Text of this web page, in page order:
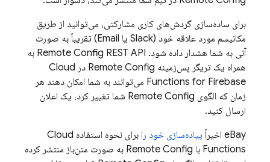
برای ساده‌سازی گردش‌های کاری مشارکتی، می‌توانید از طریق
مکانیسم مورد علاقه خود (Slack یا Email) تقریباً به صورت
آنی به شما هشدار داده شود.
Remote Config REST API به
همراه یک تریگر پس‌زمینه Remote Config در Cloud
Functions for Firebase می‌توانند به شما امکان دهند هر
زمان که الگوی Remote Config شما تغییر کرد، یک اعلان
ارسال کنید.
eBay اخیراً
پیاده‌سازی خود را برای نحوه استفاده Cloud
Functions با Remote Config به صورت متن‌باز منتشر کرده